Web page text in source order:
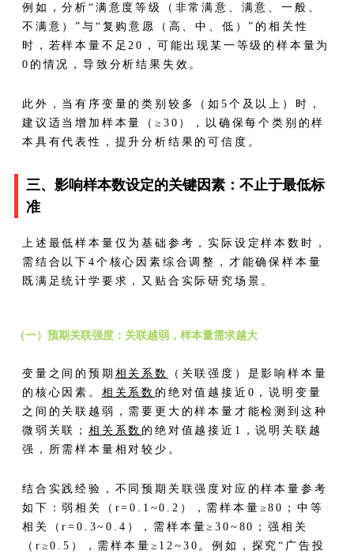
例如，分析“满意度等级（非常满意、满意、一般、
不满意）”与“复购意愿（高、中、低）”的相关性
时，若样本量不足20，可能出现某一等级的样本量为
0的情况，导致分析结果失效。
此外，当有序变量的类别较多（如5个及以上）时，
建议适当增加样本量（≥30），以确保每个类别的样
本具有代表性，提升分析结果的可信度。
三、影响样本数设定的关键因素：不止于最低标
准
上述最低样本量仅为基础参考，实际设定样本数时，
需结合以下4个核心因素综合调整，才能确保样本量
既满足统计学要求，又贴合实际研究场景。
（一）预期关联强度：关联越弱，样本量需求越大
变量之间的预期 相关系数
（关联强度）是影响样本量
的核心因素。 相关系数 的绝对值越接近0，说明变量
之间的关联越弱，需要更大的样本量才能检测到这种
微弱关联； 相关系数 的绝对值越接近1，说明关联越
强，所需样本量相对较少。
结合实践经验，不同预期关联强度对应的样本量参考
如下：弱相关（r=0.1~0.2），需样本量≥80；中等
相关（r=0.3~0.4），需样本量≥30~80；强相关
（r≥0.5），需样本量≥12~30。例如，探究“广告投